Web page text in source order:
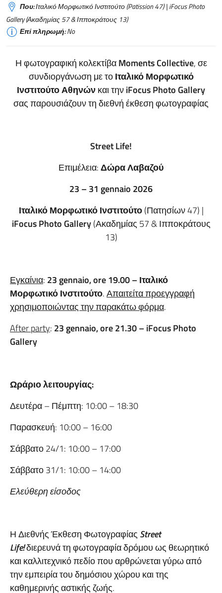
Που:Ιταλικό Μορφωτικό Ινστιτούτο (Patission 47) | iFocus Photo
Gallery (Ακαδημίας 57 & Ιπποκράτους 13)
Επί πληρωμή:No
Η φωτογραφική κολεκτίβαMomentsCollective, σε
συνδιοργάνωση με τοΙταλικό Μορφωτικό
Ινστιτούτο Αθηνώνκαι τηνiFocusPhoto Gallery
σας παρουσιάζουν τη διεθνή έκθεση φωτογραφίας
Street Life!
Επιμέλεια:Δώρα Λαβαζού
23 – 31 gennaio 2026
Ιταλικό Μορφωτικό Ινστιτούτο(Πατησίων 47) |
iFocus Photo Gallery(Ακαδημίας 57 & Ιπποκράτους
13)
Εγκαίνια: 23 gennaio, ore 19.00 – Ιταλικό
Μορφωτικό Ινστιτούτο.Απαιτείτα προεγγραφή
χρησιμοποιώντας την παρακάτω φόρμα.
After party: 23 gennaio, ore 21.30 – iFocus Photo
Gallery
Ωράριο λειτουργίας:
Δευτέρα – Πέμπτη: 10:00 – 18:30
Παρασκευή: 10:00 – 16:00
Σάββατο 24/1: 10:00 – 17:00
Σάββατο 31/1: 10:00 – 14:00
Ελεύθερη είσοδος
Η Διεθνής Έκθεση Φωτογραφίας Street
Life!διερευνά τη φωτογραφία δρόμου ως θεωρητικό
και καλλιτεχνικό πεδίο που αρθρώνεται γύρω από
την εμπειρία του δημόσιου χώρου και της
καθημερινής αστικής ζωής.